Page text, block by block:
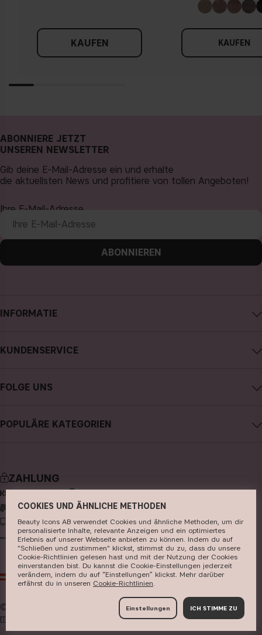
KAUFEN KAUFEN
INFORMATIE
Über CAIA Cosmetics
Datenschutzerklärung
Store
KUNDENSERVICE
Kauf widerrufen
FOLGE UNS
Facebook
Pinterest
POPULÄRE KATEGORIEN
make-up
hautpflege
haarpflege
parfüm
pinsel & zubehör
kits & sets
ABONNIERE JETZT
UNSEREN NEWSLETTER
Gib deine E-Mail-Adresse ein und erhalte
die aktuellsten News und profitiere von tollen Angeboten!
Ihre E-Mail-Adresse
ABONNIEREN
ZAHLUNG
LIEFERUNG
AT EUR
© 2026 Beauty Icons AB. Wir verwenden Cookies - hier
mehr erfahren
COOKIES UND ÄHNLICHE METHODEN
Beauty Icons AB verwendet Cookies und ähnliche Methoden, um dir
personalisierte Inhalte, relevante Anzeigen und ein optimiertes
Erlebnis auf unserer Webseite anbieten zu können. Indem du auf
"Schließen und zustimmen" klickst, stimmst du zu, dass du unsere
Cookie-Richtlinien gelesen hast und mit der Nutzung der Cookies
einverstanden bist. Du kannst die Cookie-Einstellungen jederzeit
verändern, indem du auf “Einstellungen” klickst. Mehr darüber
erfährst du in unseren ​ Cookie-Richtlinien​.
Einstellungen ICH STIMME ZU